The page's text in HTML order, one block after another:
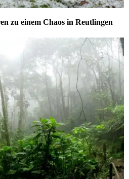
zu einem Chaos in Reutlingen